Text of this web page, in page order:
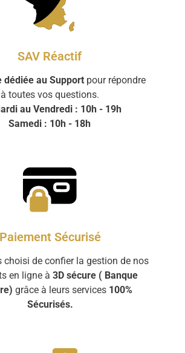
SAV Réactif
dédiée au Support pour répondre
à toutes vos questions.
au Vendredi : 10h - 19h
Samedi : 10h - 18h
Paiement Sécurisé
choisi de confier la gestion de nos
en ligne à 3D sécure ( Banque
grâce à leurs services 100%
Sécurisés.